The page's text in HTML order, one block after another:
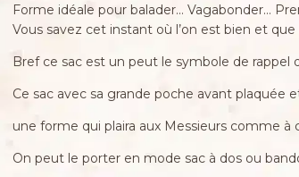
Forme idéale pour balader… Vagabonder…
Vous savez cet instant où l’on est bien et
Bref ce sac est un peut le symbole de rappel
Ce sac avec sa grande poche avant plaquée
une forme qui plaira aux Messieurs comme à
On peut le porter en mode sac à dos ou